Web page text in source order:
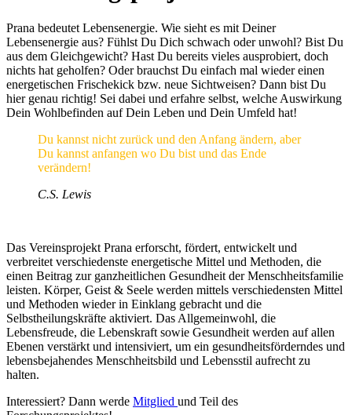
Prana bedeutet Lebensenergie. Wie sieht es mit Deiner
Lebensenergie aus? Fühlst Du Dich schwach oder unwohl? Bist Du
aus dem Gleichgewicht? Hast Du bereits vieles ausprobiert, doch
nichts hat geholfen? Oder brauchst Du einfach mal wieder einen
energetischen Frischekick bzw. neue Sichtweisen? Dann bist Du
hier genau richtig! Sei dabei und erfahre selbst, welche Auswirkung
Dein Wohlbefinden auf Dein Leben und Dein Umfeld hat!
Du kannst nicht zurück und den Anfang ändern, aber
Du kannst anfangen wo Du bist und das Ende
verändern!
C.S. Lewis
Das Vereinsprojekt Prana erforscht, fördert, entwickelt und
verbreitet verschiedenste energetische Mittel und Methoden, die
einen Beitrag zur ganzheitlichen Gesundheit der Menschheitsfamilie
leisten. Körper, Geist & Seele werden mittels verschiedensten Mittel
und Methoden wieder in Einklang gebracht und die
Selbstheilungskräfte aktiviert. Das Allgemeinwohl, die
Lebensfreude, die Lebenskraft sowie Gesundheit werden auf allen
Ebenen verstärkt und intensiviert, um ein gesundheitsförderndes und
lebensbejahendes Menschheitsbild und Lebensstil aufrecht zu
halten.
Interessiert? Dann werde Mitglied und Teil des